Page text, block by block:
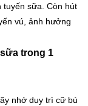
tuyến sữa. Còn hút
vú, ảnh hưởng
trong 1
nhớ duy trì cữ bú